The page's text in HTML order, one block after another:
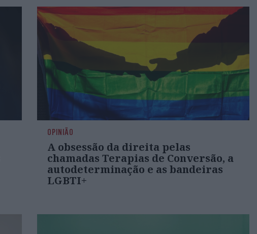
OPINIÃO
A obsessão da direita pelas
chamadas Terapias de Conversão, a
autodeterminação e as bandeiras
LGBTI+